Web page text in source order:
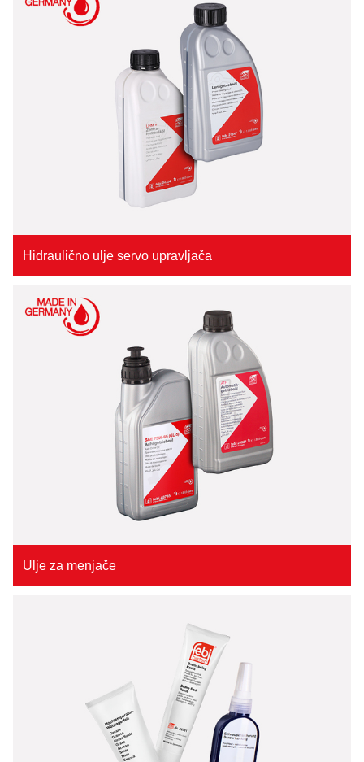
Hidraulično ulje servo upravljača
Ulje za menjače